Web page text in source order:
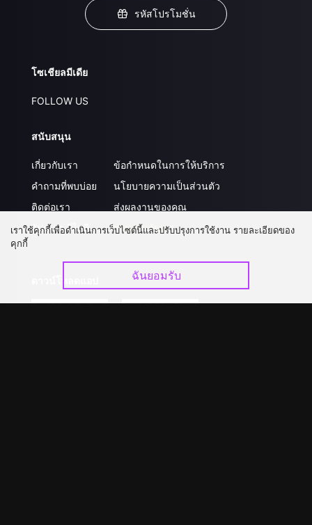
รหัสโปรโมชั่น
โซเชียลมีเดีย
FOLLOW US
สนับสนุน
เกี่ยวกับเรา
คำถามที่พบบ่อย
ติดต่อเรา
อัปเกรด วีไอพี
ข้อกำหนดในการให้บริการ
นโยบายความเป็นส่วนตัว
ส่งผลงานของคุณ
ร่วมงานกับเรา
เราใช้คุกกี้เพื่อดำเนินการเว็บไซต์นี้และปรับปรุงการใช้งาน รายละเอียดของ
คุกกี้
ฉันยอมรับ